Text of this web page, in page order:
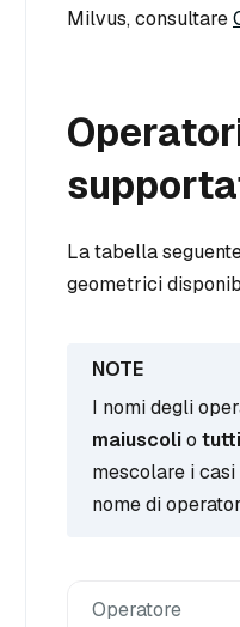
Milvus, consultare
La tabella
geometrici
I nomi degli
maiuscolio
mescolare i
nome di
Operatore